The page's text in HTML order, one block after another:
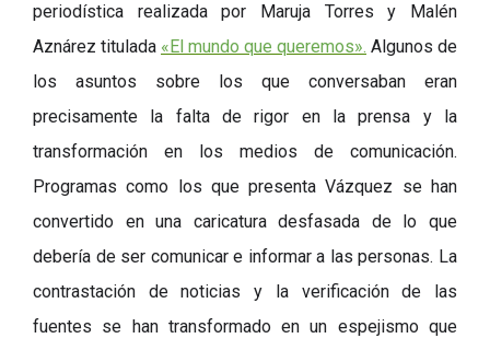
periodística realizada por Maruja Torres y Malén
Aznárez titulada «El mundo que queremos». Algunos de
los asuntos sobre los que conversaban eran
precisamente la falta de rigor en la prensa y la
transformación en los medios de comunicación.
Programas como los que presenta Vázquez se han
convertido en una caricatura desfasada de lo que
debería de ser comunicar e informar a las personas. La
contrastación de noticias y la verificación de las
fuentes se han transformado en un espejismo que